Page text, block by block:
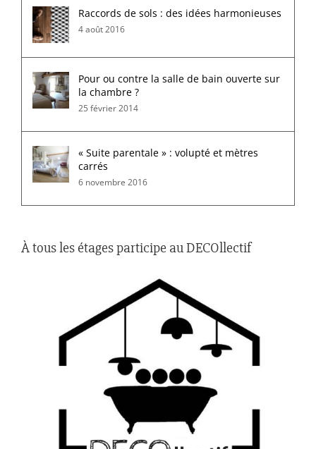
Raccords de sols : des idées harmonieuses
4 août 2016
Pour ou contre la salle de bain ouverte sur
la chambre ?
25 février 2014
« Suite parentale » : volupté et mètres
carrés
6 novembre 2016
À tous les étages participe au DECOllectif